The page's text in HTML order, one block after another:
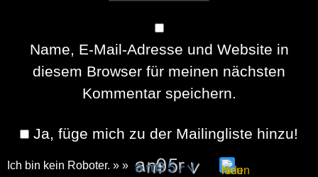
Name, E-Mail-Adresse und Website in
diesem Browser für meinen nächsten
Kommentar speichern.
Ja, füge mich zu der Mailingliste hinzu!
Ich bin kein Roboter. » »